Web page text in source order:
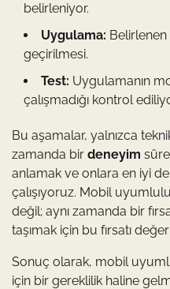
belirleniyor.
Uygulama:
geçirilmesi.
Test: Uygulamanın
çalışmadığı kontrol
Bu aşamalar, yalnızca
zamanda bir deneyim
anlamak ve onlara en iyi
çalışıyoruz. Mobil
değil; aynı zamanda bir
taşımak için bu fırsatı
Sonuç olarak, mobil
için bir gereklilik haline